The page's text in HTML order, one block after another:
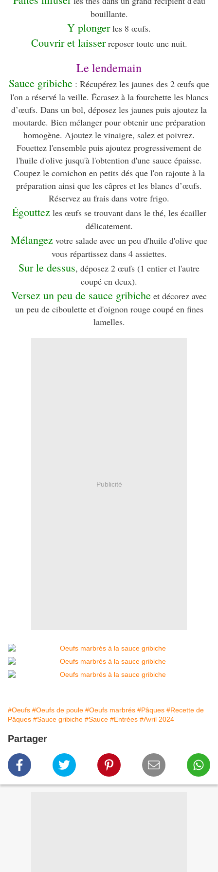
bouillante.
Y plongerles 8 œufs.
Couvrir et laisserreposer toute une nuit.
Le lendemain
Sauce gribiche : Récupérez les jaunes des 2 œufs que
l'on a réservé la veille. Écrasez à la fourchette les blancs
d’œufs. Dans un bol, déposez les jaunes puis ajoutez la
moutarde. Bien mélanger pour obtenir une préparation
homogène. Ajoutez le vinaigre, salez et poivrez.
Fouettez l'ensemble puis ajoutez progressivement de
l'huile d'olive jusqu'à l'obtention d'une sauce épaisse.
Coupez le cornichon en petits dés que l'on rajoute à la
préparation ainsi que les câpres et les blancs d’œufs.
Réservez au frais dans votre frigo.
Égouttezles œufs se trouvant dans le thé, les écailler
délicatement.
Mélangez votre salade avec un peu d'huile d'olive que
vous répartissez dans 4 assiettes.
Sur le dessus, déposez 2 œufs (1 entier et l'autre
coupé en deux).
Versez un peu de sauce gribiche et décorez avec
un peu de ciboulette et d'oignon rouge coupé en fines
lamelles.
Publicité
#Oeufs #Oeufs de poule #Oeufs marbrés #Pâques #Recette de
Pâques #Sauce gribiche #Sauce #Entrées #Avril 2024
Partager